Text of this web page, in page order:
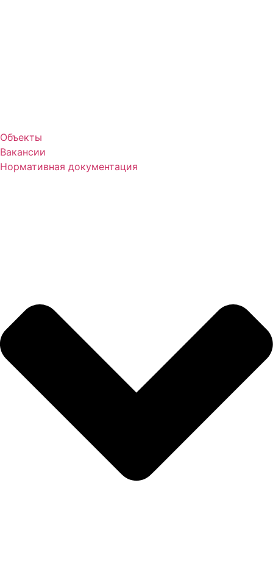
Объекты
Вакансии
Нормативная документация